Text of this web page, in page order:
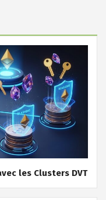
les Clusters DVT